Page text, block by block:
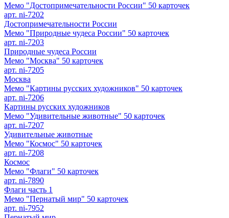
Мемо "Достопримечательности России" 50 карточек
арт. ni-7202
Достопримечательности России
Мемо "Природные чудеса России" 50 карточек
арт. ni-7203
Природные чудеса России
Мемо "Москва" 50 карточек
арт. ni-7205
Москва
Мемо "Картины русских художников" 50 карточек
арт. ni-7206
Картины русских художников
Мемо "Удивительные животные" 50 карточек
арт. ni-7207
Удивительные животные
Мемо "Космос" 50 карточек
арт. ni-7208
Космос
Мемо "Флаги" 50 карточек
арт. ni-7890
Флаги часть 1
Мемо "Пернатый мир" 50 карточек
арт. ni-7952